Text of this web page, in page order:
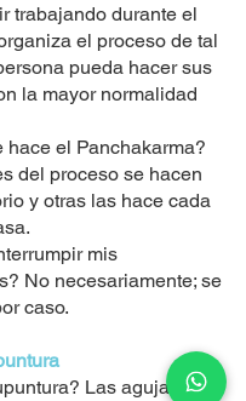
trabajando durante el
el proceso de tal
pueda hacer sus
la mayor normalidad
hace el Panchakarma?
del proceso se hacen
y otras las hace cada
mis
No necesariamente; se
caso.
Las agujas son